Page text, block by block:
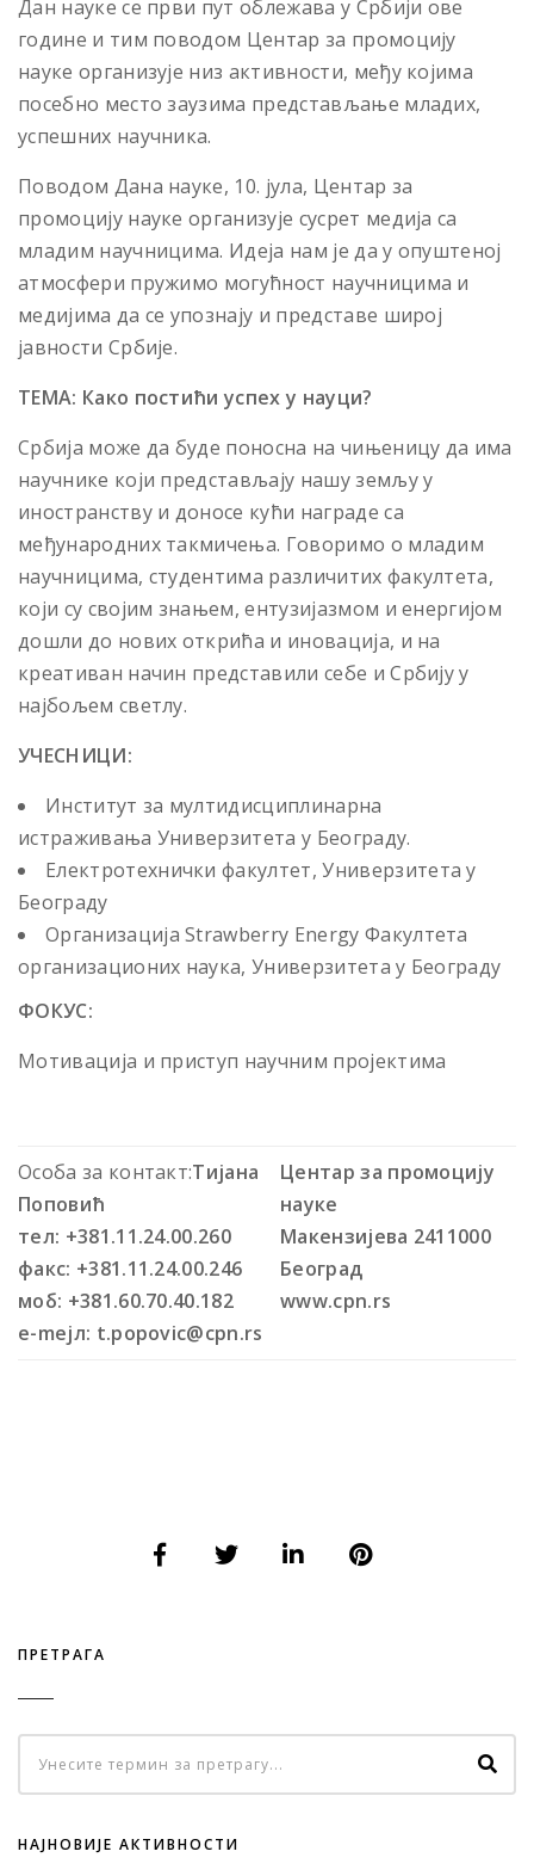
Дан науке се први пут облежава у Србији ове
године и тим поводом Центар за промоцију
науке организује низ активности, међу којима
посебно место заузима представљање младих,
успешних научника.
Поводом Дана науке, 10. јула, Центар за
промоцију науке организује сусрет медија са
младим научницима. Идеја нам је да у опуштеној
атмосфери пружимо могућност научницима и
медијима да се упознају и представе широј
јавности Србије.
ТЕМА: Како постићи успех у науци?
Србија може да буде поносна на чињеницу да има
научнике који представљају нашу земљу у
иностранству и доносе кући награде са
међународних такмичења. Говоримо о младим
научницима, студентима различитих факултета,
који су својим знањем, ентузијазмом и енергијом
дошли до нових открића и иновација, и на
креативан начин представили себе и Србију у
најбољем светлу.
УЧЕСНИЦИ:
Институт за мултидисциплинарна
истраживања Универзитета у Београду.
Електротехнички факултет, Универзитета у
Београду
Организација Strawberry Energy Факултета
организационих наука, Универзитета у Београду
ФОКУС:
Mотивација и приступ научним пројектима
Особа за контакт:Тијана
Поповић
тел: +381.11.24.00.260
факс: +381.11.24.00.246
моб: +381.60.70.40.182
e-mejл: t.popovic@cpn.rs
Центар за промоцију
науке
Макензијева 2411000
Београд
www.cpn.rs
ПРЕТРАГА
НАЈНОВИЈЕ АКТИВНОСТИ